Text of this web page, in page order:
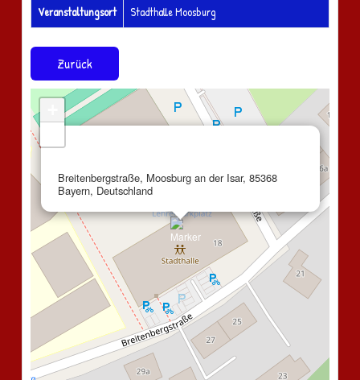
Veranstaltungsort Stadthalle Moosburg
Zurück
Stadthalle Moosburg
Breitenbergstraße, Moosburg an der Isar, 85368
Bayern, Deutschland